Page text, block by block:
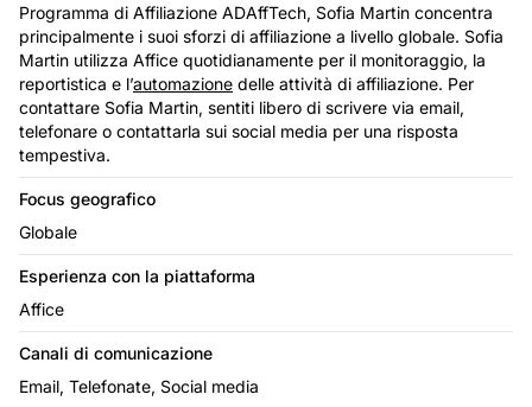
Programma di Affiliazione ADAffTech, Sofia Martin concentra
principalmente i suoi sforzi di affiliazione a livello globale. Sofia
Martin utilizza Affice quotidianamente per il monitoraggio, la
reportistica e l’automazione delle attività di affiliazione. Per
contattare Sofia Martin, sentiti libero di scrivere via email,
telefonare o contattarla sui social media per una risposta
tempestiva.
Focus geografico
Globale
Esperienza con la piattaforma
Affice
Canali di comunicazione
Email, Telefonate, Social media